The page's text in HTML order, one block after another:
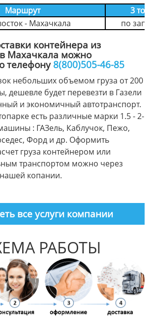
Маршрут
3
- Махачкала
по
контейнера из
Махачкала можно
телефону 8(800)505-46-85
небольших объемом груза от 200
дешевле будет перевезти в Газели
и экономичный автотранспорт.
есть различные марки 1.5 - 2-
: ГАЗель, Каблучок, Пежо,
Форд и др. Оформить
груза контейнером или
транспортом можно через
копании.
все услуги компании
РАБОТЫ